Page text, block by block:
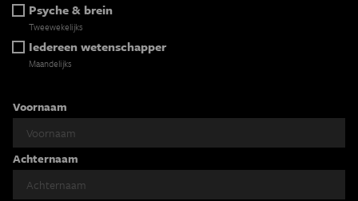
Psyche & brein
Tweewekelijks
Iedereen wetenschapper
Maandelijks
Voornaam
Achternaam